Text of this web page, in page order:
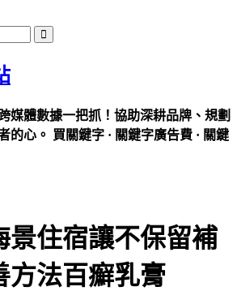
媒體數據一把抓！協助深耕品牌、規劃
的心。 買關鍵字 · 關鍵字廣告費 · 關鍵
景住宿讓不保留補
方法百癬乳膏